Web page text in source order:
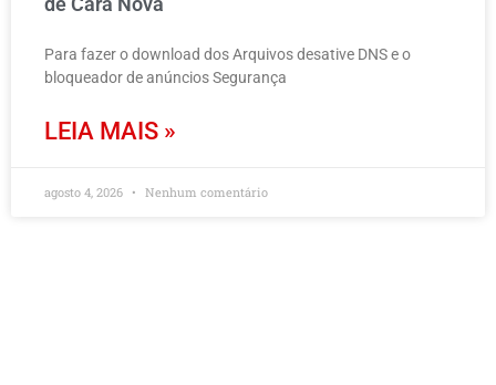
Para fazer o download dos Arquivos desative DNS e o
bloqueador de anúncios Segurança
LEIA MAIS »
agosto 4, 2026 Nenhum comentário